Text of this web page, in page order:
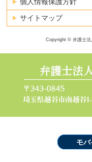
個人情報保護方針
サイトマップ
Copyright © 弁護士法
モ